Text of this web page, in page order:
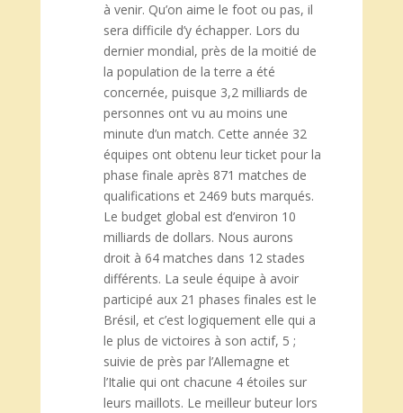
à venir. Qu’on aime le foot ou pas, il
sera difficile d’y échapper. Lors du
dernier mondial, près de la moitié de
la population de la terre a été
concernée, puisque 3,2 milliards de
personnes ont vu au moins une
minute d’un match. Cette année 32
équipes ont obtenu leur ticket pour la
phase finale après 871 matches de
qualifications et 2469 buts marqués.
Le budget global est d’environ 10
milliards de dollars. Nous aurons
droit à 64 matches dans 12 stades
différents. La seule équipe à avoir
participé aux 21 phases finales est le
Brésil, et c’est logiquement elle qui a
le plus de victoires à son actif, 5 ;
suivie de près par l’Allemagne et
l’Italie qui ont chacune 4 étoiles sur
leurs maillots. Le meilleur buteur lors